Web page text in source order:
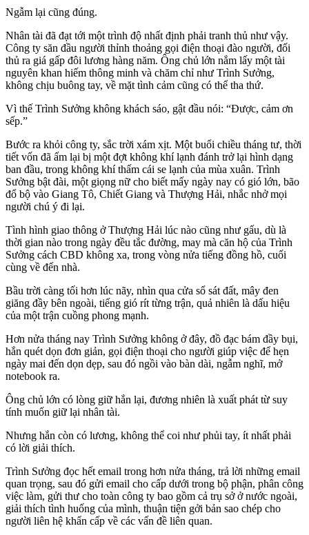
Ngẫm lại cũng đúng.
Nhân tài đã đạt tới một trình độ nhất định phải tranh thủ như vậy.
Công ty săn đầu người thỉnh thoảng gọi điện thoại đào người, đối
thủ ra giá gấp đôi lương hàng năm. Ông chủ lớn nắm lấy một tài
nguyên khan hiếm thông minh và chăm chỉ như Trình Sưởng,
không chịu buông tay, về mặt tình cảm cũng có thể tha thứ.
Vì thế Trình Sưởng không khách sáo, gật đầu nói: “Được, cảm ơn
sếp.”
Bước ra khỏi công ty, sắc trời xám xịt. Một buổi chiều tháng tư, thời
tiết vốn đã ấm lại bị một đợt không khí lạnh đánh trở lại hình dạng
ban đầu, trong không khí thấm cái se lạnh của mùa xuân. Trình
Sưởng bật đài, một giọng nữ cho biết mấy ngày nay có gió lớn, bão
đổ bộ vào Giang Tô, Chiết Giang và Thượng Hải, nhắc nhở mọi
người chú ý đi lại.
Tình hình giao thông ở Thượng Hải lúc nào cũng như gấu, dù là
thời gian nào trong ngày đều tắc đường, may mà căn hộ của Trình
Sưởng cách CBD không xa, trong vòng nửa tiếng đồng hồ, cuối
cùng về đến nhà.
Bầu trời càng tối hơn lúc nãy, nhìn qua cửa sổ sát đất, mây đen
giăng đầy bên ngoài, tiếng gió rít từng trận, quả nhiên là dấu hiệu
của một trận cuồng phong mạnh.
Hơn nửa tháng nay Trình Sưởng không ở đây, đồ đạc bám đầy bụi,
hắn quét dọn đơn giản, gọi điện thoại cho người giúp việc để hẹn
ngày mai đến dọn dẹp, sau đó ngồi vào bàn dài, ngẫm nghĩ, mở
notebook ra.
Ông chủ lớn có lòng giữ hắn lại, đương nhiên là xuất phát từ suy
tính muốn giữ lại nhân tài.
Nhưng hắn còn có lương, không thể coi như phủi tay, ít nhất phải
có lời giải thích.
Trình Sưởng đọc hết email trong hơn nửa tháng, trả lời những email
quan trọng, sau đó gửi email cho cấp dưới trong bộ phận, phân công
việc làm, gửi thư cho toàn công ty bao gồm cả trụ sở ở nước ngoài,
giải thích tình huống của mình, thuận tiện gởi bản sao chép cho
người liên hệ khẩn cấp về các vấn đề liên quan.